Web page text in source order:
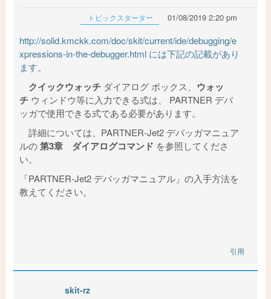
トピックスターター 01/08/2019 2:20 pm
http://solid.kmckk.com/doc/skit/current/ide/debugging/e
xpressions-in-the-debugger.html には下記の記載があり
ます。
クイックウォッチダイアログ ボックス、 ウォッ
チウィンドウ等に入力できる式は、 PARTNER デバ
ッガで使用できる式である必要があります。
詳細については、PARTNER-Jet2 デバッガマニュア
ルの第3章 ダイアログコマンド を参照してくださ
い。
「PARTNER-Jet2 デバッガマニュアル」の入手方法を
教えてください。
引用
skit-rz